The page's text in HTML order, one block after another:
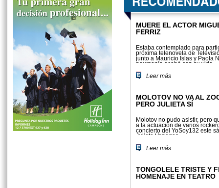
MUERE EL ACTOR
FERRIZ
Estaba contemplado para
próxima telenovela de
junto a Mauricio Islas y Paola
neumonía acabó con su vida
Leer más
MOLOTOV NO VA AL
PERO JULIETA SÍ
Molotov no pudo asistir, pero
a la actuación de varios
concierto del YoSoy132 este
Julieta Venegas.
Leer más
TONGOLELE TRISTE Y
HOMENAJE EN TEATRO